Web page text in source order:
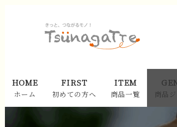
HOME
ホーム
FIRST
初めての方へ
ITEM
商品一覧 商品